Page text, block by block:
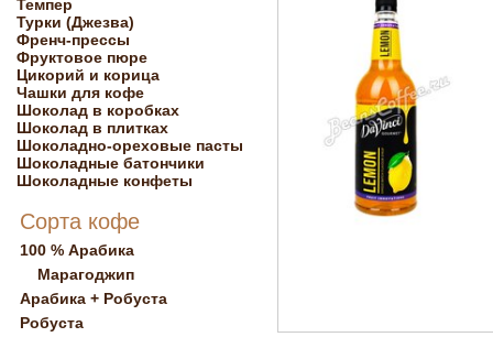
Темпер
Турки (Джезва)
Френч-прессы
Фруктовое пюре
Цикорий и корица
Чашки для кофе
Шоколад в коробках
Шоколад в плитках
Шоколадно-ореховые пасты
Шоколадные батончики
Шоколадные конфеты
Сорта кофе
100 % Арабика
Марагоджип
Арабика + Робуста
Робуста